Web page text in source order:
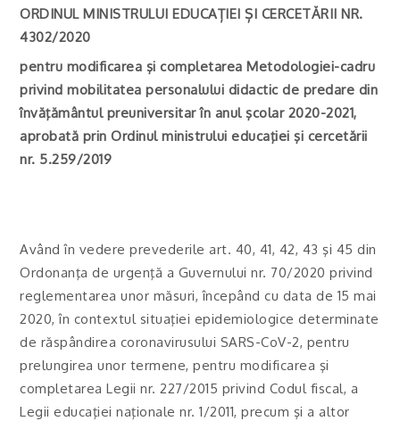
ORDINUL MINISTRULUI EDUCAȚIEI ȘI CERCETĂRII NR.
4302/2020
pentru modificarea şi completarea Metodologiei-cadru
privind mobilitatea personalului didactic de predare din
învăţământul preuniversitar în anul şcolar 2020-2021,
aprobată prin Ordinul ministrului educaţiei şi cercetării
nr. 5.259/2019
Având în vedere prevederile art. 40, 41, 42, 43 şi 45 din
Ordonanţa de urgenţă a Guvernului nr. 70/2020 privind
reglementarea unor măsuri, începând cu data de 15 mai
2020, în contextul situaţiei epidemiologice determinate
de răspândirea coronavirusului SARS-CoV-2, pentru
prelungirea unor termene, pentru modificarea şi
completarea Legii nr. 227/2015 privind Codul fiscal, a
Legii educaţiei naţionale nr. 1/2011, precum şi a altor